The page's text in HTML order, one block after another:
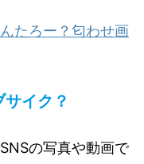
たろー？匂わせ画
イク？
の写真や動画で